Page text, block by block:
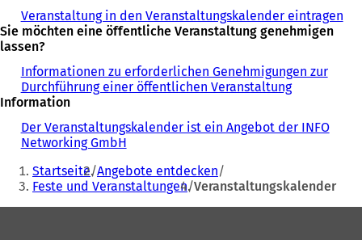
Veranstaltung in den Veranstaltungskalender eintragen
Sie möchten eine öffentliche Veranstaltung genehmigen
lassen?
Informationen zu erforderlichen Genehmigungen zur
Durchführung einer öffentlichen Veranstaltung
Information
Der Veranstaltungskalender ist ein Angebot der INFO
Networking GmbH
Sie
befinden
sich
Startseite Angebote entdecken
Feste und Veranstaltungen Veranstaltungskalender